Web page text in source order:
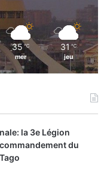
35 ℃
mer
31 ℃
jeu
la 3e Légion
du